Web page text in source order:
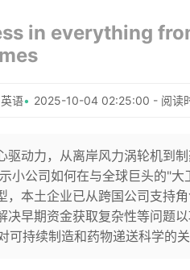
in everything
语 2025-10-04 02:25:00 - 阅读
动力，从离岸风力涡轮机到
公司如何在与全球巨头的"大
本土企业已从跨国公司支持角
早期资金获取复杂性等问题
持续制造和药物递送科学的关